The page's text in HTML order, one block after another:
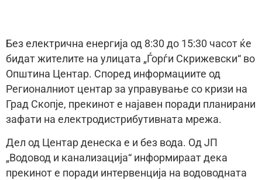
Без електрична енергија од 8:30 до 15:30 часот ќе
бидат жителите на улицата „Ѓорѓи Скрижевски“ во
Општина Центар. Според информациите од
Регионалниот центар за управување со кризи на
Град Скопје, прекинот е најавен поради планирани
зафати на електродистрибутивната мрежа.
Дел од Центар денеска е и без вода. Од ЈП
„Водовод и канализација“ информираат дека
прекинот е поради интервенција на водоводната